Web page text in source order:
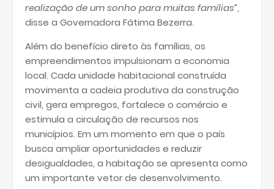
realização de um sonho para muitas famílias”,
disse a Governadora Fátima Bezerra.
Além do benefício direto às famílias, os
empreendimentos impulsionam a economia
local. Cada unidade habitacional construída
movimenta a cadeia produtiva da construção
civil, gera empregos, fortalece o comércio e
estimula a circulação de recursos nos
municípios. Em um momento em que o país
busca ampliar oportunidades e reduzir
desigualdades, a habitação se apresenta como
um importante vetor de desenvolvimento.